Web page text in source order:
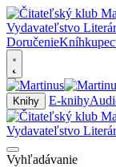
Doručenie
Knihy E-knihy
Vyhľadávanie